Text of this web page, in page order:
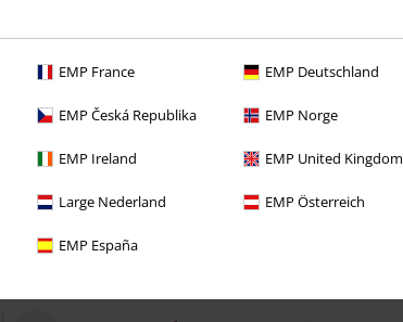
EMP France EMP Deutschland
EMP Česká Republika EMP Norge
EMP Ireland EMP United Kingdom
Large Nederland EMP Österreich
EMP España
van deze voordelen bij je eerste bestelling!
GEEN VERZENDKOSTEN
aanbiedingen en kortingen